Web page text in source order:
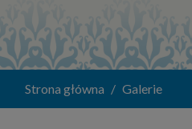
Strona główna Galerie